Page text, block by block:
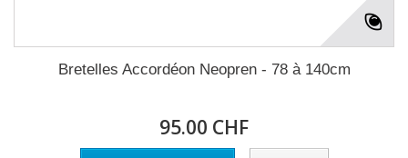
Bretelles Accordéon Neopren - 78 à 140cm
95.00 CHF